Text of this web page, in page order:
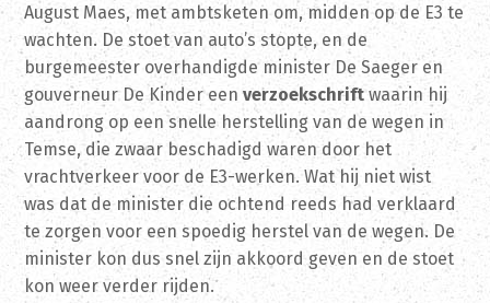
August Maes, met ambtsketen om, midden op de E3 te
wachten. De stoet van auto’s stopte, en de
burgemeester overhandigde minister De Saeger en
gouverneur De Kinder eenverzoekschriftwaarin hij
aandrong op een snelle herstelling van de wegen in
Temse, die zwaar beschadigd waren door het
vrachtverkeer voor de E3-werken. Wat hij niet wist
was dat de minister die ochtend reeds had verklaard
te zorgen voor een spoedig herstel van de wegen. De
minister kon dus snel zijn akkoord geven en de stoet
kon weer verder rijden.